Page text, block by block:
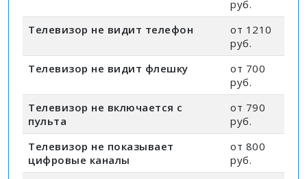
руб.
Телевизор не видит телефон
от 1210
руб.
Телевизор не видит флешку
от 700
руб.
Телевизор не включается с
пульта
от 790
руб.
Телевизор не показывает
цифровые каналы
от 800
руб.